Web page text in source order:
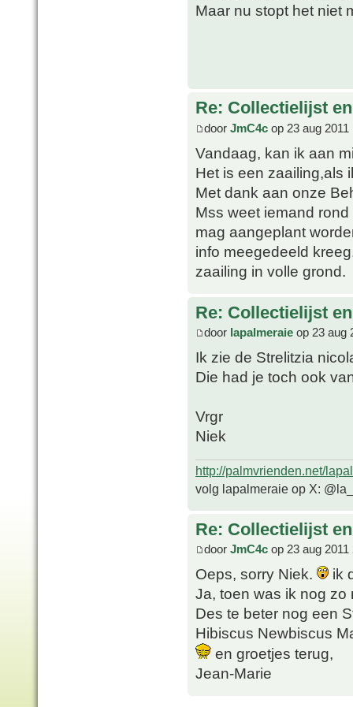
Maar nu stopt het niet
Re: Collectielijst
door JmC4c op 23 aug 2011
Vandaag, kan ik aan
Het is een zaailing,als
Met dank aan onze
Mss weet iemand
mag aangeplant
info meegedeeld
zaailing in volle grond.
Re: Collectielijst
door lapalmeraie op 23 aug
Ik zie de Strelitzia
Die had je toch ook
Vrgr
Niek
http://palmvrienden.net/
volg lapalmeraie op X:
Re: Collectielijst
door JmC4c op 23 aug 2011
Oeps, sorry Niek.
ik
Ja, toen was ik nog zo
Des te beter nog een
Hibiscus Newbiscus
en groetjes terug,
Jean-Marie